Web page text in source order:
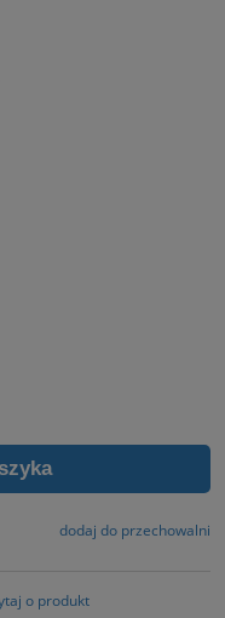
dodaj do przechowalni
o produkt